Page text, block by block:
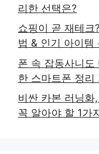
리한 선택은?
쇼핑이 곧 재테
법 & 인기 아이템
폰 속 잡동사니도
한 스마트폰 정리
비싼 카본 러닝화
꼭 알아야 할 1가